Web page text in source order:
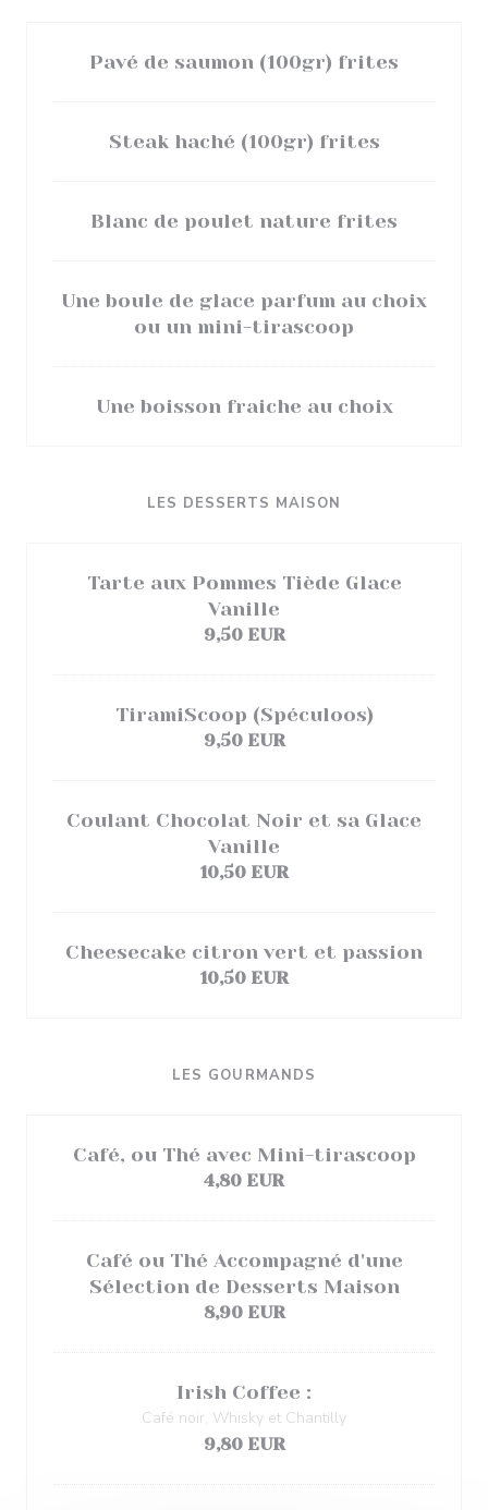
Pavé de saumon (100gr) frites
Steak haché (100gr) frites
Blanc de poulet nature frites
Une boule de glace parfum au choix
ou un mini-tirascoop
Une boisson fraiche au choix
LES DESSERTS MAISON
Tarte aux Pommes Tiède Glace
Vanille
9,50 EUR
TiramiScoop (Spéculoos)
9,50 EUR
Coulant Chocolat Noir et sa Glace
Vanille
10,50 EUR
Cheesecake citron vert et passion
10,50 EUR
LES GOURMANDS
Café, ou Thé avec Mini-tirascoop
4,80 EUR
Café ou Thé Accompagné d'une
Sélection de Desserts Maison
8,90 EUR
Irish Coffee :
Café noir, Whisky et Chantilly
9,80 EUR